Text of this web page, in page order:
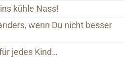
kühle Nass!
wenn Du nicht besser
jedes Kind…